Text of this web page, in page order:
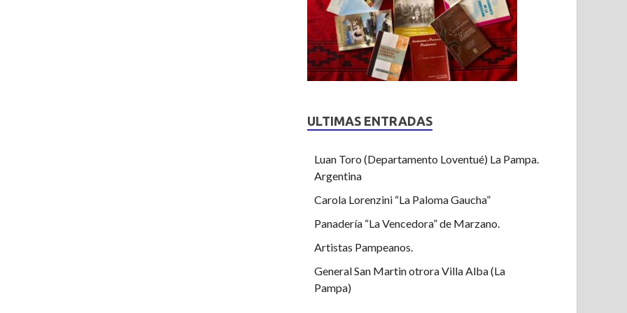
ULTIMAS ENTRADAS
Luan Toro (Departamento Loventué) La Pampa.
Argentina
Carola Lorenzini “La Paloma Gaucha”
Panadería “La Vencedora” de Marzano.
Artistas Pampeanos.
General San Martin otrora Villa Alba (La
Pampa)